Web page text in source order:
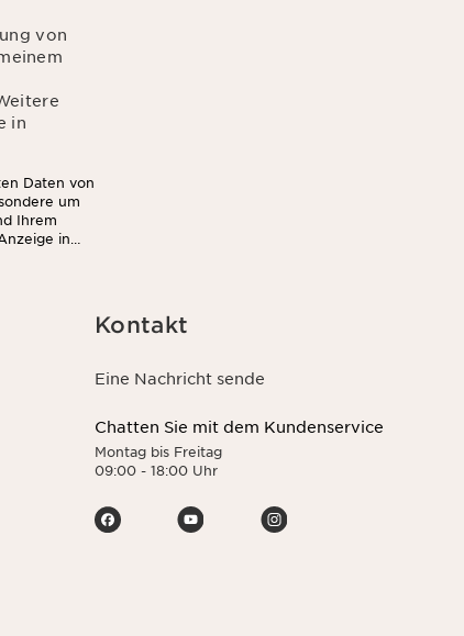
von
in
Daten von
um
Ihrem
in
Kontakt
Eine Nachricht sende
Chatten Sie mit dem Kundenservice
Montag bis Freitag
09:00 - 18:00 Uhr